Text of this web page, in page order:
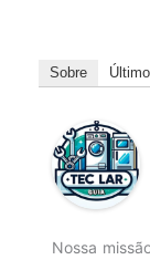
Sobre
Nossa